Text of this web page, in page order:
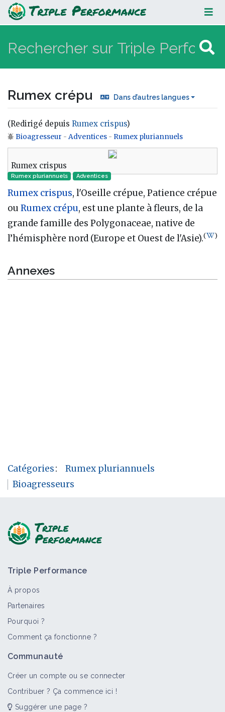
Rumex crépu
Rumex crépu Dans d’autres langues
(Redirigé depuis Rumex crispus)
Aller à :navigation,rechercher
Bioagresseur - Adventices - Rumex pluriannuels
Rumex crispus
Rumex pluriannuels Adventices
Rumex crispus, l'Oseille crépue, Patience crépue
ou Rumex crépu, est une plante à fleurs, de la
grande famille des Polygonaceae, native de
l’hémisphère nord (Europe et Ouest de l'Asie).( )
Annexes
Catégories:
Rumex pluriannuels
Bioagresseurs
Triple Performance
À propos
Partenaires
Pourquoi ?
Comment ça fonctionne ?
Communauté
Créer un compte ou se connecter
Contribuer ? Ça commence ici !
Suggérer une page ?